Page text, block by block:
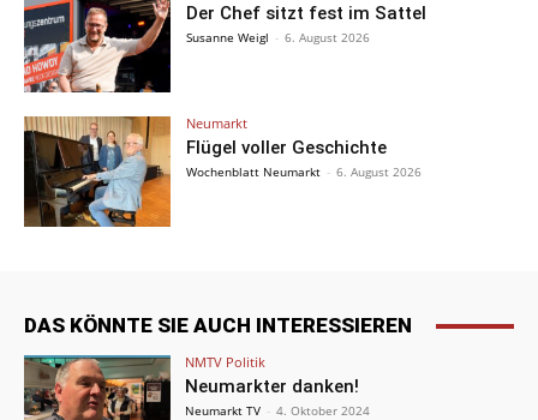
Der Chef sitzt fest im Sattel
Susanne Weigl - 6. August 2026
Neumarkt
Flügel voller Geschichte
Wochenblatt Neumarkt - 6. August 2026
DAS KÖNNTE SIE AUCH INTERESSIEREN
NMTV Politik
Neumarkter danken!
Neumarkt TV - 4. Oktober 2024